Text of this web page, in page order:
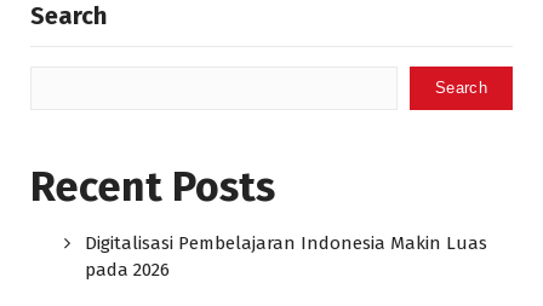
Search
Search
Recent Posts
Digitalisasi Pembelajaran Indonesia Makin Luas
pada 2026